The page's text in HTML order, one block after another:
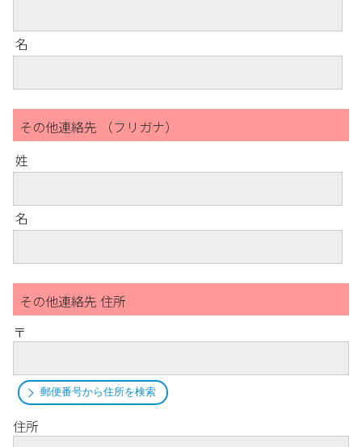
名
その他連絡先 （フリガナ）
姓
名
その他連絡先 住所
〒
郵便番号から住所を検索
住所